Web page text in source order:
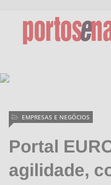
Portal
agilidade,
EMPRESAS E NEGÓCIOS